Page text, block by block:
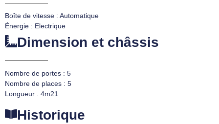
Boîte de vitesse : Automatique
Énergie : Electrique
Dimension et châssis
Nombre de portes : 5
Nombre de places : 5
Longueur : 4m21
Historique